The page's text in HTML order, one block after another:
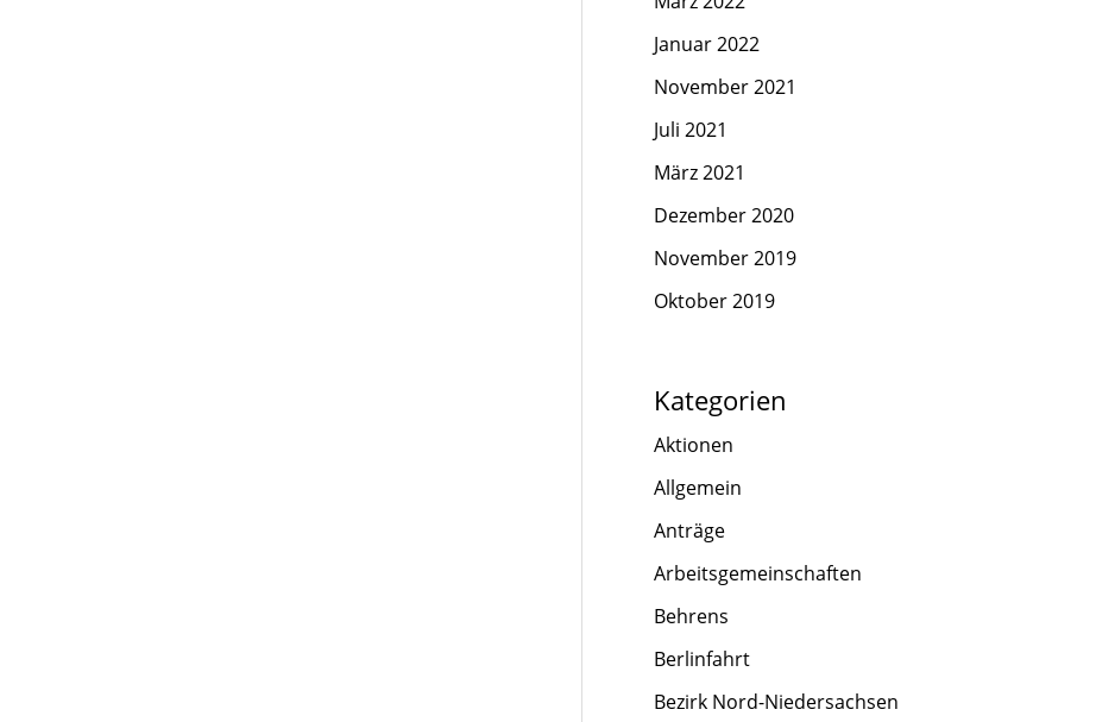
Januar 2022
November 2021
Juli 2021
März 2021
Dezember 2020
November 2019
Oktober 2019
Kategorien
Aktionen
Allgemein
Anträge
Arbeitsgemeinschaften
Behrens
Berlinfahrt
Bezirk Nord-Niedersachsen